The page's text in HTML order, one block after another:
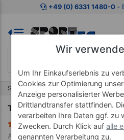
Zum Kaufbereich springen Zur
+49 (0) 6331 1480-0 ‐
Start Seilzüge & MTT-Geräte
Trizepsstange hohl, 45 cm
1 Bewertung
Art-Nr. 22854
Wir
Um Ihr Einkaufserlebnis zu
Cookies zur Optimierung
Anzeige personalisierter
Drittlandtransfer stattfinden.
verarbeiten Ihre Daten ggf. zu
Zwecken. Durch Klick aufalle
genannten Verarbeitung zu.